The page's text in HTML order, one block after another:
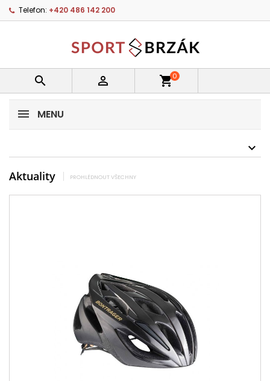
Telefon: +420 486 142 200
  shopping_cart0
MENU
Aktuality PROHLÉDNOUT VŠECHNY